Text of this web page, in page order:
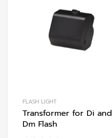
FLASH LIGHT
Transformer for Di and
Dm Flash